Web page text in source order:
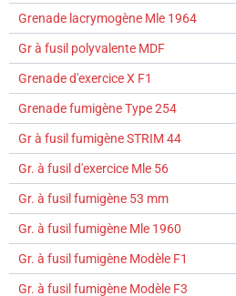
Grenade lacrymogène Mle 1964
Gr à fusil polyvalente MDF
Grenade d'exercice X F1
Grenade fumigène Type 254
Gr à fusil fumigène STRIM 44
Gr. à fusil d'exercice Mle 56
Gr. à fusil fumigène 53 mm
Gr. à fusil fumigène Mle 1960
Gr. à fusil fumigène Modèle F1
Gr. à fusil fumigène Modèle F3